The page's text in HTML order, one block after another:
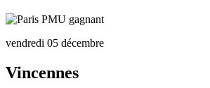
vendredi 05 décembre
Vincennes